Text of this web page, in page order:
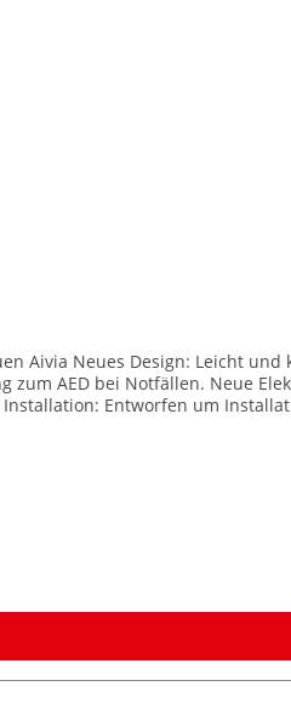
mit integriertem Handgriff für
zum AED bei Notfällen. Neue
Entworfen um